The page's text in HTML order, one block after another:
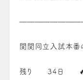
関関同立入試本番
残り 34日